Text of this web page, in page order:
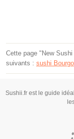
Cette page "New
suivants : sushi
Sushii.fr est le guide